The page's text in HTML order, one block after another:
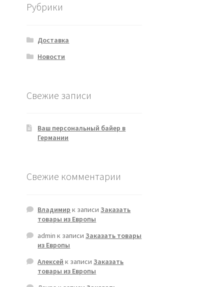
Рубрики
Доставка
Новости
Свежие записи
Ваш персональный байер в
Германии
Свежие комментарии
Владимир к записиЗаказать
товары из Европы
admin к записиЗаказать товары
из Европы
Алексей к записиЗаказать
товары из Европы